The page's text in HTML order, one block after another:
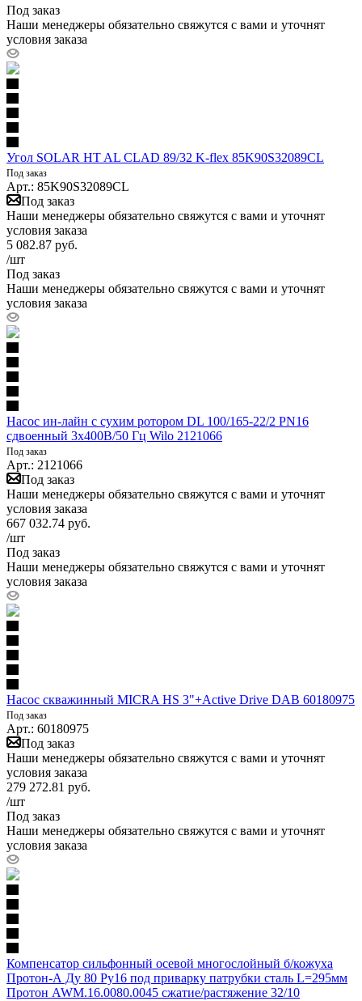
Под заказ
Наши менеджеры обязательно свяжутся с вами и уточнят
условия заказа
Угол SOLAR HT AL CLAD 89/32 K-flex 85K90S32089CL
Под заказ
Арт.: 85K90S32089CL
Под заказ
Наши менеджеры обязательно свяжутся с вами и уточнят
условия заказа
5 082.87 руб.
/шт
Под заказ
Наши менеджеры обязательно свяжутся с вами и уточнят
условия заказа
Насос ин-лайн с сухим ротором DL 100/165-22/2 PN16
сдвоенный 3х400В/50 Гц Wilo 2121066
Под заказ
Арт.: 2121066
Под заказ
Наши менеджеры обязательно свяжутся с вами и уточнят
условия заказа
667 032.74 руб.
/шт
Под заказ
Наши менеджеры обязательно свяжутся с вами и уточнят
условия заказа
Насос скважинный MICRA HS 3"+Active Drive DAB 60180975
Под заказ
Арт.: 60180975
Под заказ
Наши менеджеры обязательно свяжутся с вами и уточнят
условия заказа
279 272.81 руб.
/шт
Под заказ
Наши менеджеры обязательно свяжутся с вами и уточнят
условия заказа
Компенсатор сильфонный осевой многослойный б/кожуха
Протон-А Ду 80 Ру16 под приварку патрубки сталь L=295мм
Протон AWM.16.0080.0045 сжатие/растяжение 32/10